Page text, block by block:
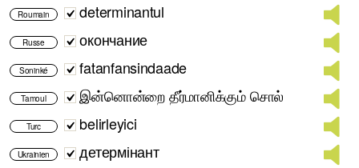
Roumain determinantul
Russe окончание
Soninké fatanfansindaade
Tamoul இன்னொன்றை தீர்மானிக்கும் சொல்
Turc belirleyici
Ukrainien детермінант